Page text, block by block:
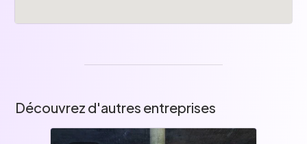
Découvrez d'autres entreprises